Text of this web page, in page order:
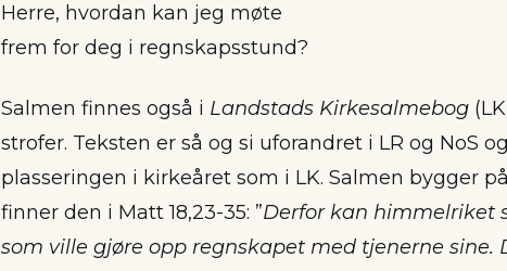
Herre, hvordan kan jeg møte
frem for deg i regnskapsstund?
Salmen finnes også i Landstads Kirkesalmebog
strofer. Teksten er så og si uforandret i LR og NoS
plasseringen i kirkeåret som i LK. Salmen bygger
finner den i Matt 18,23-35: ”Derfor kan himmelriket
som ville gjøre opp regnskapet med tjenerne sine.